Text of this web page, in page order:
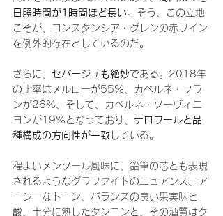
日照時間が1時間ほど長い。そう、この立地
こそが、コンスタンシア・グレンの赤ワイン
を例外的存在としているのだ。
さらに、 セパージュも絶妙である。2018年
の比率はメルローが55%、カベルネ・フラ
ンが26%、そして、カベルネ・ソーヴィニ
ヨンが19%となっており、 テロワールと品
種構成の方向性が一致 している。
程よいメンソール風味に、鉛筆の芯とも表現
されるようなグラファイトのニュアンス、ア
ーシーなトーン、バランスの良い果実味と
酸、十分に熟したタンニンと、その酒質はク